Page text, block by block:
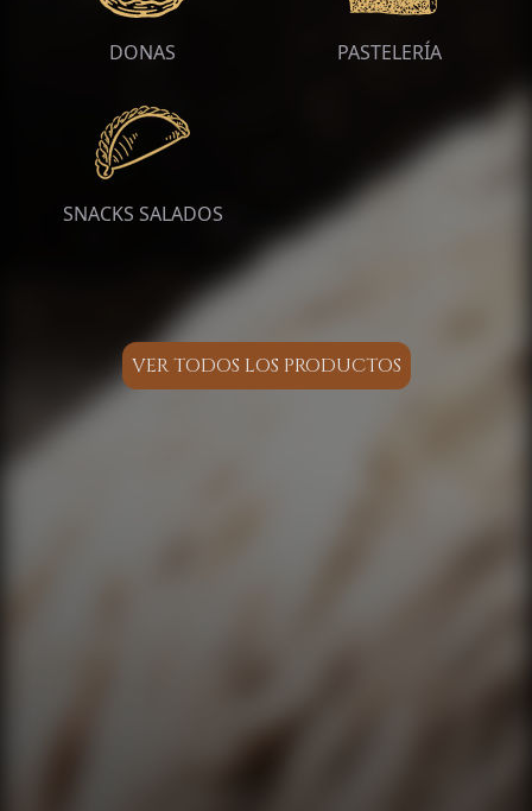
DONAS PASTELERÍA
SNACKS SALADOS
VER TODOS LOS PRODUCTOS
NUESTRA CALIDAD